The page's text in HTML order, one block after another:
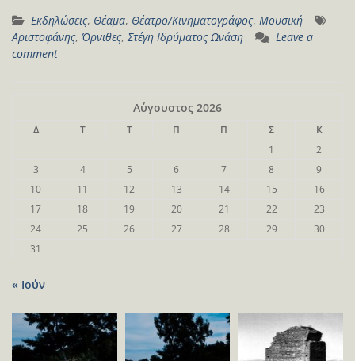
Εκδηλώσεις, Θέαμα, Θέατρο/Κινηματογράφος, Μουσική
Αριστοφάνης, Όρνιθες, Στέγη Ιδρύματος Ωνάση
Leave a
comment
Αύγουστος 2026
Δ Τ Τ Π Π Σ
Κ
1
2
3
4 5 6 7 8
9
10
11 12 13 14 15
16
17
18 19 20 21 22
23
24
25 26 27 28 29
30
31
« Ιούν